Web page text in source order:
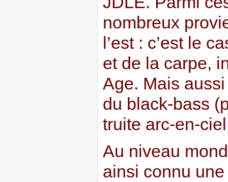
nombreux
l’est : c’est le
et de la carpe,
Age. Mais
du black-bass
truite arc-en-
Au niveau
ainsi connu